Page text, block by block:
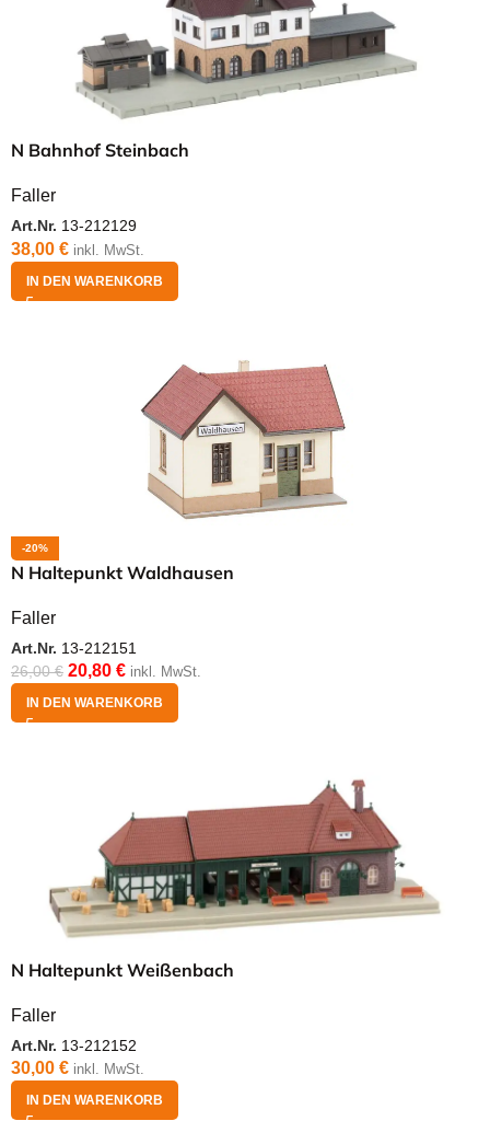
N Bahnhof Steinbach
Faller
Art.Nr. 13-212129
38,00 € inkl. MwSt.
IN DEN WARENKORB
-20%
N Haltepunkt Waldhausen
Faller
Art.Nr. 13-212151
26,00€ 20,80 € inkl. MwSt.
IN DEN WARENKORB
N Haltepunkt Weißenbach
Faller
Art.Nr. 13-212152
30,00 € inkl. MwSt.
IN DEN WARENKORB